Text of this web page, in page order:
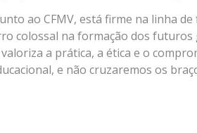
ao CFMV, está firme na linha
colossal na formação dos
a prática, a ética e o
e não cruzaremos os